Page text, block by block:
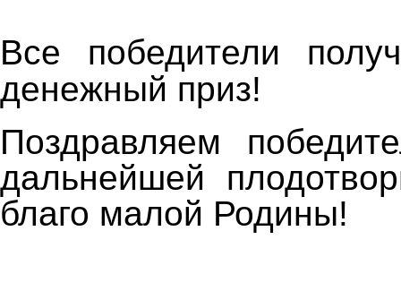
Все победители
денежный приз!
Поздравляем
дальнейшей
благо малой Родины!